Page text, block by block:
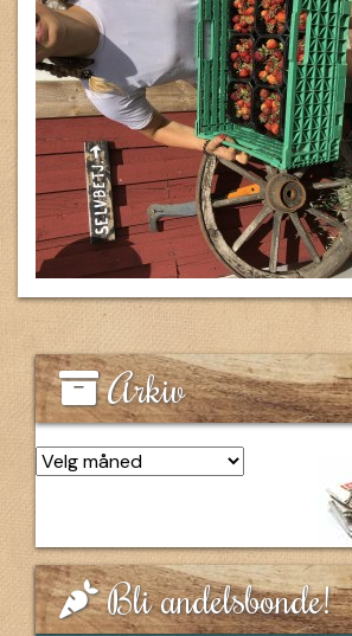
Arkiv
Bli andelsbonde!